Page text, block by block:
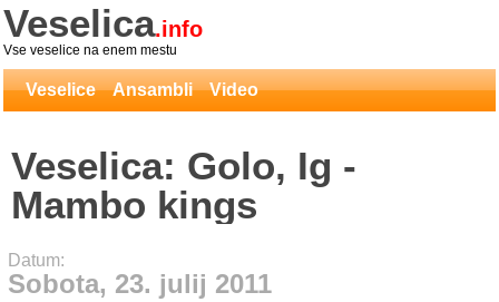
Veselica.info
Vse veselice na enem mestu
Veselice Ansambli Video
Veselica: Golo, Ig -
Mambo kings
Datum:
Sobota, 23. julij 2011